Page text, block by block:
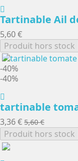
Tartinable Ail
5,60 €
Produit hors stock
-40%
-40%
tartinable
3,36 € 5,60 €
Produit hors stock